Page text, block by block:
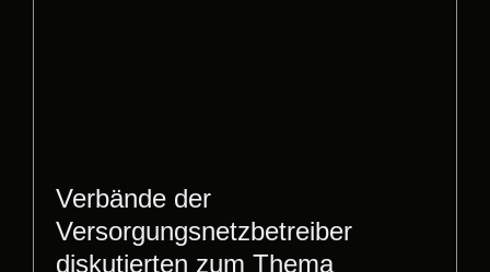
Verbände der
Versorgungsnetzbetreiber
diskutierten zum Thema